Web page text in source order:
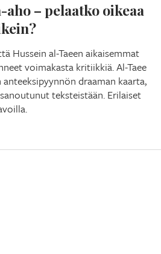
– pelaatko oikeaa
Hussein al-Taeen aikaisemmat
voimakasta kritiikkiä. Al-Taee
draaman kaarta,
teksteistään. Erilaiset